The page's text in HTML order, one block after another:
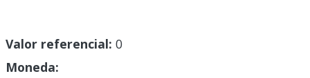
Valor referencial: 0
Moneda: